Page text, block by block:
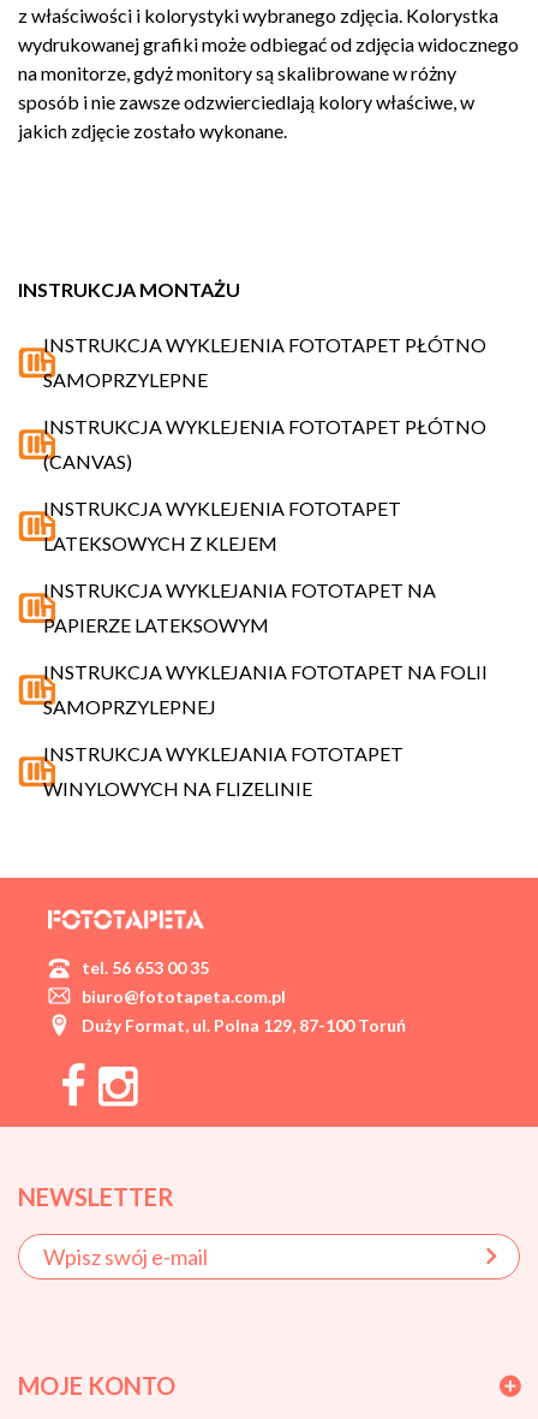
z właściwości i kolorystyki wybranego zdjęcia. Kolorystka
wydrukowanej grafiki może odbiegać od zdjęcia widocznego
na monitorze, gdyż monitory są skalibrowane w różny
sposób i nie zawsze odzwierciedlają kolory właściwe, w
jakich zdjęcie zostało wykonane.
INSTRUKCJA MONTAŻU
INSTRUKCJA WYKLEJENIA FOTOTAPET PŁÓTNO
SAMOPRZYLEPNE
INSTRUKCJA WYKLEJENIA FOTOTAPET PŁÓTNO
(CANVAS)
INSTRUKCJA WYKLEJENIA FOTOTAPET
LATEKSOWYCH Z KLEJEM
INSTRUKCJA WYKLEJANIA FOTOTAPET NA
PAPIERZE LATEKSOWYM
INSTRUKCJA WYKLEJANIA FOTOTAPET NA FOLII
SAMOPRZYLEPNEJ
INSTRUKCJA WYKLEJANIA FOTOTAPET
WINYLOWYCH NA FLIZELINIE
tel. 56 653 00 35
biuro@fototapeta.com.pl
Duży Format, ul. Polna 129, 87-100 Toruń
NEWSLETTER
MOJE KONTO